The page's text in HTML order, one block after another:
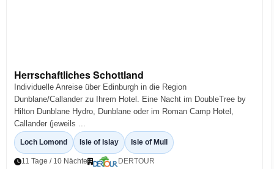
Herrschaftliches Schottland
Individuelle Anreise über Edinburgh in die Region
Dunblane/Callander zu Ihrem Hotel. Eine Nacht im DoubleTree by
Hilton Dunblane Hydro, Dunblane oder im Roman Camp Hotel,
Callander (jeweils ...
Loch Lomond Isle of Islay Isle of Mull
11 Tage / 10 Nächte DERTOUR